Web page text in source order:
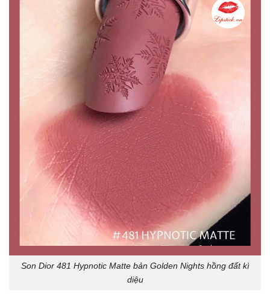
Son Dior 481 Hypnotic Matte bản Golden Nights hồng đất kì
diệu